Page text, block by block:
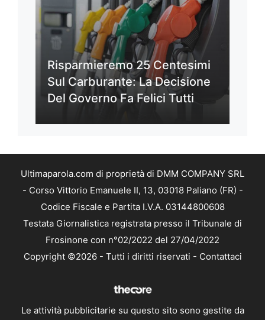
Risparmieremo 25 Centesimi
Sul Carburante: La Decisione
Del Governo Fa Felici Tutti
Ultimaparola.com di proprietà di DMM COMPANY SRL
- Corso Vittorio Emanuele II, 13, 03018 Paliano (FR) -
Codice Fiscale e Partita I.V.A. 03144800608
Testata Giornalistica registrata presso il Tribunale di
Frosinone con n°02/2022 del 27/04/2022
Copyright ©2026 - Tutti i diritti riservati - Contattaci
Le attività pubblicitarie su questo sito sono gestite da